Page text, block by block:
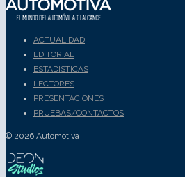
ACTUALIDAD
EDITORIAL
ESTADISTICAS
LECTORES
PRESENTACIONES
PRUEBAS/CONTACTOS
© 2026 Automotiva